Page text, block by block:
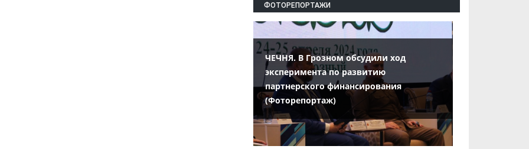
ФОТОРЕПОРТАЖИ
ЧЕЧНЯ. В Грозном обсудили ход
эксперимента по развитию
партнерского финансирования
(Фоторепортаж)